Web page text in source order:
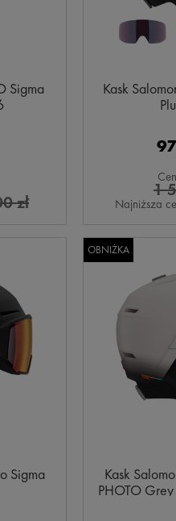
Sigma
zł
Kask
1
Najniższa
Sigma
Kask
PHOTO
OBNIŻKA